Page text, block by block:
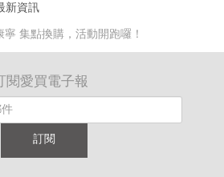
新資訊
寧 集點換購，活動開跑囉！
閱愛買電子報
訂閱